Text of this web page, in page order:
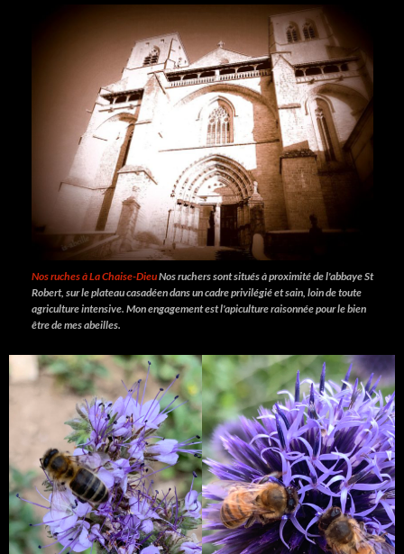
Nos ruches à La Chaise-DieuNos ruchers sont situés à proximité de l'abbaye St
Robert, sur le plateau casadéen dans un cadre privilégié et sain, loin de toute
agriculture intensive. Mon engagement est l'apiculture raisonnée pour le bien
être de mes abeilles.